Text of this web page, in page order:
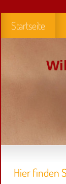
Startseite
Hier finden